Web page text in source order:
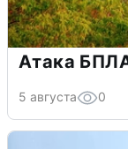
Атака
5 августа 0